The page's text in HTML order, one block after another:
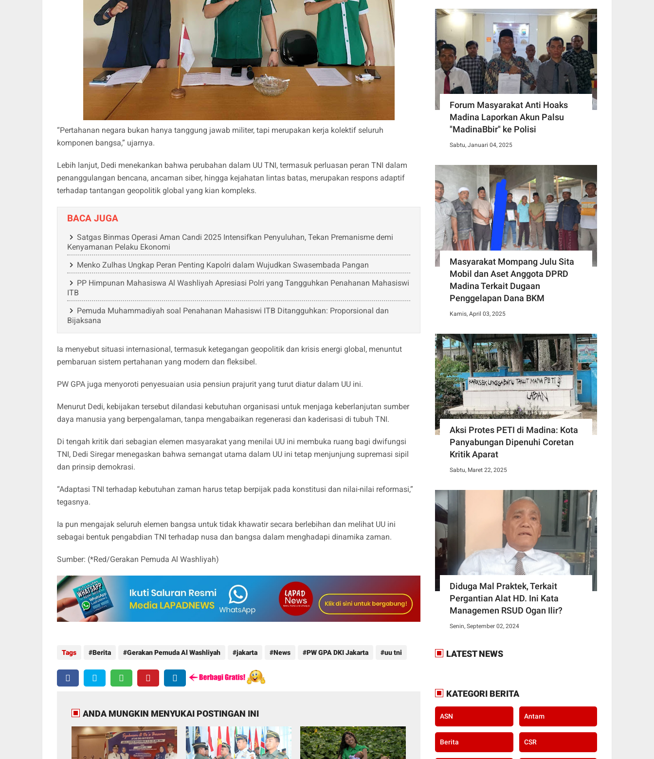
“Pertahanan negara bukan hanya tanggung jawab militer, tapi merupakan kerja kolektif seluruh
komponen bangsa,” ujarnya.
Lebih lanjut, Dedi menekankan bahwa perubahan dalam UU TNI, termasuk perluasan peran TNI dalam
penanggulangan bencana, ancaman siber, hingga kejahatan lintas batas, merupakan respons adaptif
terhadap tantangan geopolitik global yang kian kompleks.
BACA JUGA
Satgas Binmas Operasi Aman Candi 2025 Intensifkan Penyuluhan, Tekan Premanisme demi
Kenyamanan Pelaku Ekonomi
Menko Zulhas Ungkap Peran Penting Kapolri dalam Wujudkan Swasembada Pangan
PP Himpunan Mahasiswa Al Washliyah Apresiasi Polri yang Tangguhkan Penahanan Mahasiswi
ITB
Pemuda Muhammadiyah soal Penahanan Mahasiswi ITB Ditangguhkan: Proporsional dan
Bijaksana
Ia menyebut situasi internasional, termasuk ketegangan geopolitik dan krisis energi global, menuntut
pembaruan sistem pertahanan yang modern dan fleksibel.
PW GPA juga menyoroti penyesuaian usia pensiun prajurit yang turut diatur dalam UU ini.
Menurut Dedi, kebijakan tersebut dilandasi kebutuhan organisasi untuk menjaga keberlanjutan sumber
daya manusia yang berpengalaman, tanpa mengabaikan regenerasi dan kaderisasi di tubuh TNI.
Di tengah kritik dari sebagian elemen masyarakat yang menilai UU ini membuka ruang bagi dwifungsi
TNI, Dedi Siregar menegaskan bahwa semangat utama dalam UU ini tetap menjunjung supremasi sipil
dan prinsip demokrasi.
“Adaptasi TNI terhadap kebutuhan zaman harus tetap berpijak pada konstitusi dan nilai-nilai reformasi,”
tegasnya.
Ia pun mengajak seluruh elemen bangsa untuk tidak khawatir secara berlebihan dan melihat UU ini
sebagai bentuk pengabdian TNI terhadap nusa dan bangsa dalam menghadapi dinamika zaman.
Sumber: (*Red/Gerakan Pemuda Al Washliyah)
Tags Berita Gerakan Pemuda Al Washliyah jakarta News PW GPA DKI Jakarta uu tni
ANDA MUNGKIN MENYUKAI POSTINGAN INI
Forum Masyarakat Anti Hoaks
Madina Laporkan Akun Palsu
"MadinaBbir" ke Polisi
Sabtu, Januari 04, 2025
Masyarakat Mompang Julu Sita
Mobil dan Aset Anggota DPRD
Madina Terkait Dugaan
Penggelapan Dana BKM
Kamis, April 03, 2025
Aksi Protes PETI di Madina: Kota
Panyabungan Dipenuhi Coretan
Kritik Aparat
Sabtu, Maret 22, 2025
Diduga Mal Praktek, Terkait
Pergantian Alat HD. Ini Kata
Managemen RSUD Ogan Ilir?
Senin, September 02, 2024
LATEST NEWS
KATEGORI BERITA
ASN Antam
Berita CSR